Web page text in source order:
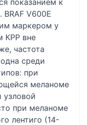
показанием к
BRAF V600E
маркером у
КРР вне
частота
среди
при
меланоме
узловой
при меланоме
лентиго (14-